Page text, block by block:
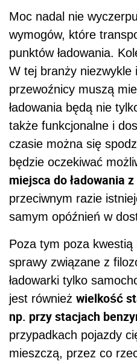
Moc nadal nie
wymogów, które
punktów ładowania.
W tej branży niezwykle
przewoźnicy muszą
ładowania będą nie
także funkcjonalne i
czasie można się
będzie oczekiwać
miejsca do ładowania
przeciwnym razie
samym opóźnień w
Poza tym poza
sprawy związane z
ładowarki tylko
jest również wielkość
np. przy stacjach
przypadkach pojazdy
mieszczą, przez co